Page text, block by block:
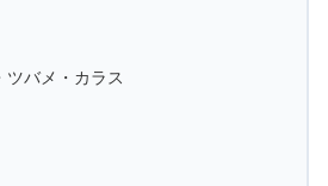
ツバメ・カラス